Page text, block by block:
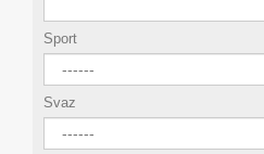
Sport
Svaz